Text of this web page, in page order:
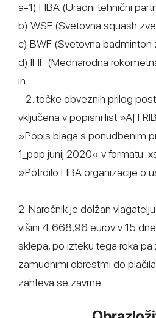
a-1) FIBA (Uradni tehnični
b) WSF (Svetovna squash
c) BWF (Svetovna badminton
d) IHF (Mednarodna
in
- 2. točke obveznih prilog
vključena v popisni list
»Popis blaga s ponudbenim
1_pop junij 2020« v formatu
»Potrdilo FIBA organizacije o
2. Naročnik je dolžan
višini 4.668,96 eurov v 15
sklepa, po izteku tega roka pa
zamudnimi obrestmi do
zahteva se zavrne.